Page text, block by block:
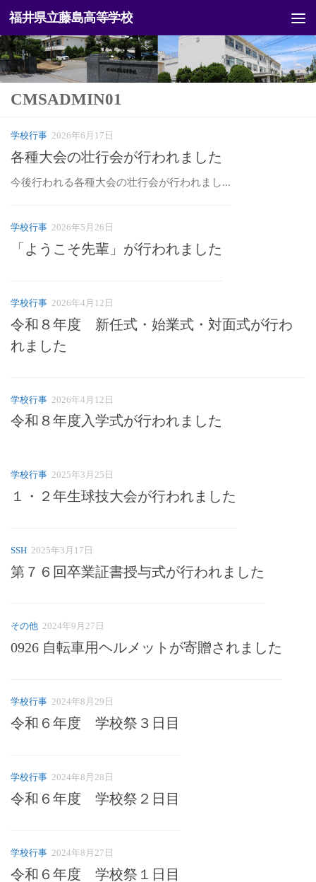
コンテンツへスキップ
福井県立藤島高等学校
CMSADMIN01
学校行事 2026年6月17日
各種大会の壮行会が行われました
今後行われる各種大会の壮行会が行われまし...
学校行事 2026年5月26日
「ようこそ先輩」が行われました
学校行事 2026年4月12日
令和８年度 新任式・始業式・対面式が行わ
れました
学校行事 2026年4月12日
令和８年度入学式が行われました
学校行事 2025年3月25日
１・２年生球技大会が行われました
SSH 2025年3月17日
第７６回卒業証書授与式が行われました
その他 2024年9月27日
0926 自転車用ヘルメットが寄贈されました
学校行事 2024年8月29日
令和６年度 学校祭３日目
学校行事 2024年8月28日
令和６年度 学校祭２日目
学校行事 2024年8月27日
令和６年度 学校祭１日目